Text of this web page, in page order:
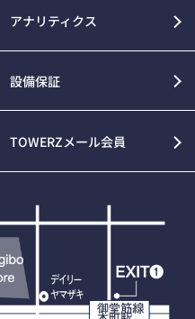
アナリティクス
設備保証
TOWERZメール会員